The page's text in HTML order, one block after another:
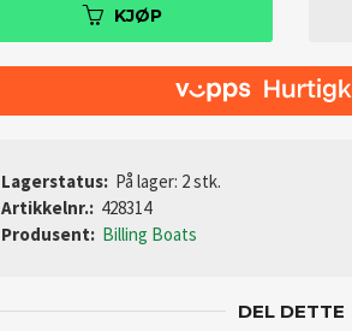
KJØP
Lagerstatus: På lager: 2 stk.
Artikkelnr.: 428314
Produsent: Billing Boats
DEL DETTE